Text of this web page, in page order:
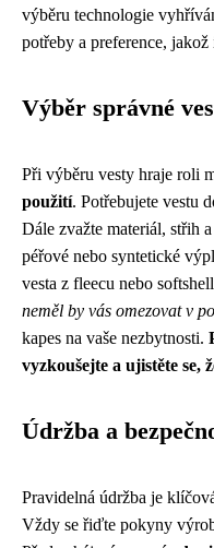
výběru technologie
potřeby a preference,
Výběr správné
Při výběru vesty hraje roli
použití. Potřebujete vestu
Dále zvažte materiál, střih
péřové nebo syntetické
vesta z fleecu nebo
neměl by vás omezovat v
kapes na vaše nezbytnosti.
vyzkoušejte a ujistěte se,
Údržba a
Pravidelná údržba je
Vždy se řiďte pokyny